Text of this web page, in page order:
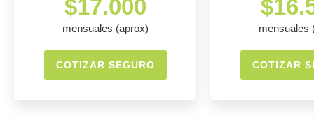
$17.000
mensuales (aprox)
COTIZAR SEGURO
mensuales
COTIZAR